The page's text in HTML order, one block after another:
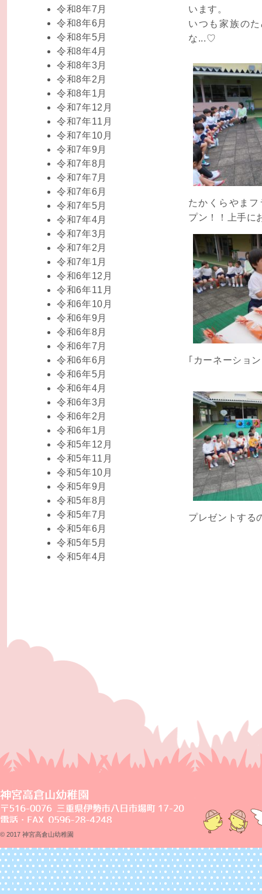
います。
いつも家族の
な...♡
たかくらやま
プン！！上手に
｢カーネーショ
プレゼントする
令和8年7月
令和8年6月
令和8年5月
令和8年4月
令和8年3月
令和8年2月
令和8年1月
令和7年12月
令和7年11月
令和7年10月
令和7年9月
令和7年8月
令和7年7月
令和7年6月
令和7年5月
令和7年4月
令和7年3月
令和7年2月
令和7年1月
令和6年12月
令和6年11月
令和6年10月
令和6年9月
令和6年8月
令和6年7月
令和6年6月
令和6年5月
令和6年4月
令和6年3月
令和6年2月
令和6年1月
令和5年12月
令和5年11月
令和5年10月
令和5年9月
令和5年8月
令和5年7月
令和5年6月
令和5年5月
令和5年4月
© 2017 神宮高倉山幼稚園